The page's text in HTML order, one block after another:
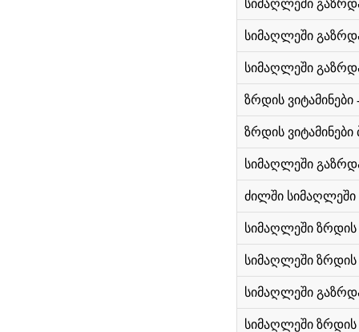
სიმაღლეში
სიმაღლეში
სიმაღლეში
ზრდის
ზრდის
სიმაღლეში
ძილში
სიმაღლეში
სიმაღლეში
სიმაღლეში
სიმაღლეში